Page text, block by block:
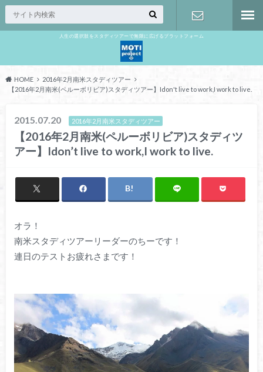
人生の選択肢をスタディツアーで無限に広げるプラットフォーム
HOME
2016年2月南米スタディツアー
【2016年2月南米(ペルーボリビア)スタディツアー】Idon't live to work,I work to live.
2015.07.20 2016年2月南米スタディツアー
【2016年2月南米(ペルーボリビア)スタディツ
アー】Idon’t live to work,I work to live.
オラ！
南米スタディツアーリーダーのちーです！
連日のテストお疲れさまです！